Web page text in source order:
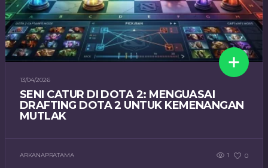
13/04/2026
SENI CATUR DI DOTA 2: MENGUASAI
DRAFTING DOTA 2 UNTUK KEMENANGAN
MUTLAK
ARKANAPRATAMA 1 0